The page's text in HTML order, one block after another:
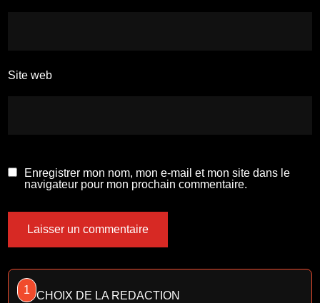
Site web
Enregistrer mon nom, mon e-mail et mon site dans le
navigateur pour mon prochain commentaire.
1 CHOIX DE LA REDACTION